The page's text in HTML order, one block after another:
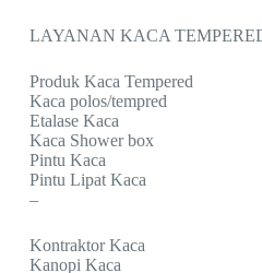
LAYANAN KACA
Produk Kaca Tempered
Kaca polos/tempred
Etalase Kaca
Kaca Shower box
Pintu Kaca
Pintu Lipat Kaca
–
Kontraktor Kaca
Kanopi Kaca